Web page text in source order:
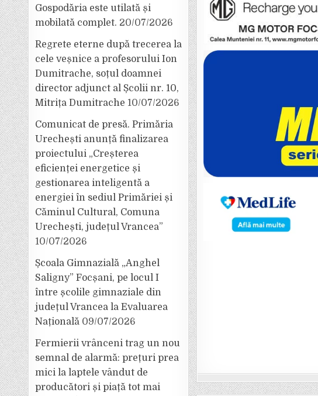
Gospodăria este utilată și
mobilată complet. 20/07/2026
Regrete eterne după trecerea la
cele veșnice a profesorului Ion
Dumitrache, soțul doamnei
director adjunct al Școlii nr. 10,
Mitrița Dumitrache 10/07/2026
Comunicat de presă. Primăria
Urechești anunță finalizarea
proiectului „Creșterea
eficienței energetice și
gestionarea inteligentă a
energiei în sediul Primăriei și
Căminul Cultural, Comuna
Urechești, județul Vrancea”
10/07/2026
Școala Gimnazială „Anghel
Saligny” Focșani, pe locul I
între școlile gimnaziale din
județul Vrancea la Evaluarea
Națională 09/07/2026
Fermierii vrânceni trag un nou
semnal de alarmă: prețuri prea
mici la laptele vândut de
producători și piață tot mai